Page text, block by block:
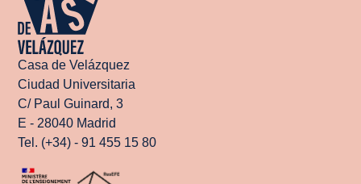
Casa de Velázquez
Ciudad Universitaria
C/ Paul Guinard, 3
E - 28040 Madrid
Tel. (+34) - 91 455 15 80